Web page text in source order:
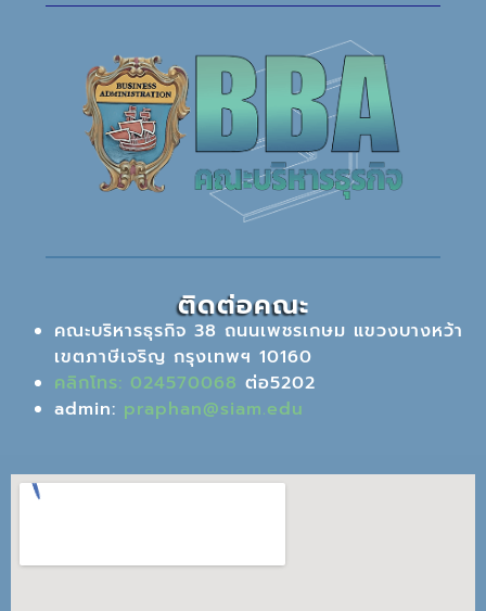
ติดต่อคณะ
คณะบริหารธุรกิจ 38 ถนนเพชรเกษม แขวงบางหว้า
เขตภาษีเจริญ กรุงเทพฯ 10160
คลิกโทร: 024570068 ต่อ5202
admin: praphan@siam.edu